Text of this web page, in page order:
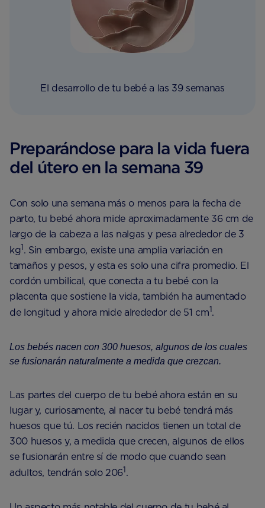
El desarrollo de tu bebé a las 39 semanas
Preparándose para la vida fuera
del útero en la semana 39
Con solo una semana más o menos para la fecha de
parto, tu bebé ahora mide aproximadamente 36 cm de
largo de la cabeza a las nalgas y pesa alrededor de 3
kg1. Sin embargo, existe una amplia variación en
tamaños y pesos, y esta es solo una cifra promedio. El
cordón umbilical, que conecta a tu bebé con la
placenta que sostiene la vida, también ha aumentado
de longitud y ahora mide alrededor de 51 cm1.
Los bebés nacen con 300 huesos, algunos de los cuales
se fusionarán naturalmente a medida que crezcan.
Las partes del cuerpo de tu bebé ahora están en su
lugar y, curiosamente, al nacer tu bebé tendrá más
huesos que tú. Los recién nacidos tienen un total de
300 huesos y, a medida que crecen, algunos de ellos
se fusionarán entre sí de modo que cuando sean
adultos, tendrán solo 2061.